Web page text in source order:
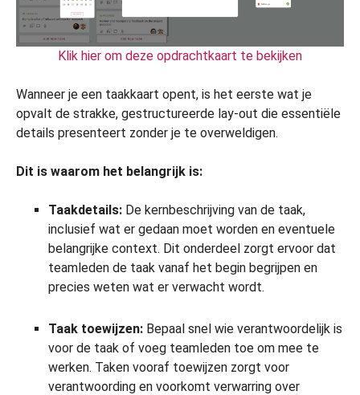
Klik hier om deze opdrachtkaart te bekijken
Wanneer je een taakkaart opent, is het eerste wat je
opvalt de strakke, gestructureerde lay-out die essentiële
details presenteert zonder je te overweldigen.
Dit is waarom het belangrijk is:
Taakdetails: De kernbeschrijving van de taak,
inclusief wat er gedaan moet worden en eventuele
belangrijke context. Dit onderdeel zorgt ervoor dat
teamleden de taak vanaf het begin begrijpen en
precies weten wat er verwacht wordt.
Taak toewijzen: Bepaal snel wie verantwoordelijk is
voor de taak of voeg teamleden toe om mee te
werken. Taken vooraf toewijzen zorgt voor
verantwoording en voorkomt verwarring over